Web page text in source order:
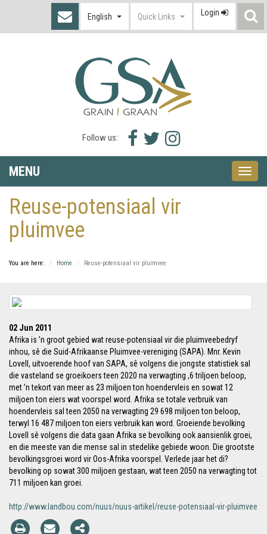
English Quick Links Login
Follow us:
Facebook
icon
Twitter
icon
Instagram
icon
MENU
Toggle
Reuse-potensiaal vir
pluimvee
You are here: Home Reuse-potensiaal vir pluimvee
02 Jun 2011
Afrika is ’n groot gebied wat reuse-potensiaal vir die pluimveebedryf
inhou, sê die Suid-Afrikaanse Pluimvee-vereniging (SAPA). Mnr. Kevin
Lovell, uitvoerende hoof van SAPA, sê volgens die jongste statistiek sal
die vasteland se groeikoers teen 2020 na verwagting ,6 triljoen beloop,
met ’n tekort van meer as 23 miljoen ton hoendervleis en sowat 12
miljoen ton eiers wat voorspel word. Afrika se totale verbruik van
hoendervleis sal teen 2050 na verwagting 29 698 miljoen ton beloop,
terwyl 16 487 miljoen ton eiers verbruik kan word. Groeiende bevolking
Lovell sê volgens die data gaan Afrika se bevolking ook aansienlik groei,
en die meeste van die mense sal in stedelike gebiede woon. Die grootste
bevolkingsgroei word vir Oos-Afrika voorspel. Verlede jaar het di?
bevolking op sowat 300 miljoen gestaan, wat teen 2050 na verwagting tot
711 miljoen kan groei.
http://www.landbou.com/nuus/nuus-artikel/reuse-potensiaal-vir-pluimvee